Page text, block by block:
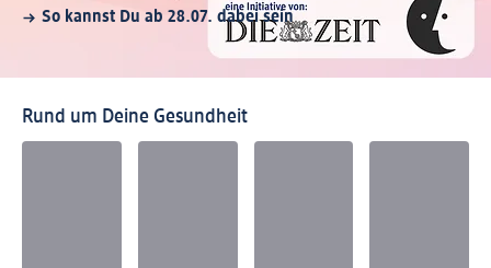
So kannst Du ab 28.07. dabei sein
Rund um Deine Gesundheit